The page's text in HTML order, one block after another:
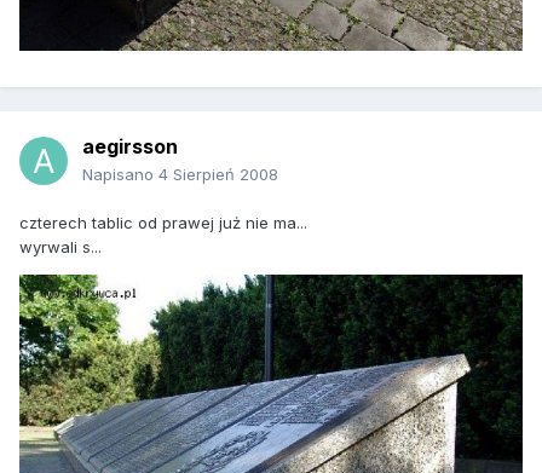
aegirsson
Napisano 4 Sierpień 2008
czterech tablic od prawej już nie ma...
wyrwali s...